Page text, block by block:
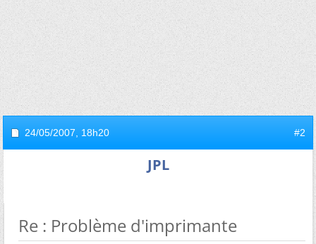
24/05/2007, 18h20 #2
JPL
Re : Problème d'imprimante